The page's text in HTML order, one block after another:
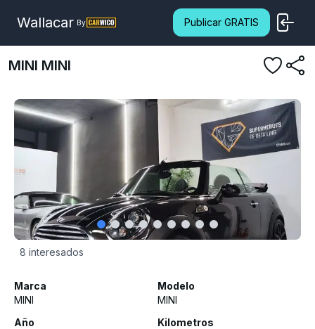
Wallacar By Publicar GRATIS
MINI MINI
8 interesados
Marca
MINI
Modelo
MINI
Año
Kilometros